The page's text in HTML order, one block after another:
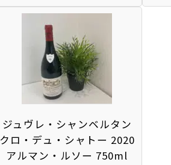
ジュヴレ・シャンベルタン
クロ・デュ・シャトー 2020
アルマン・ルソー 750ml